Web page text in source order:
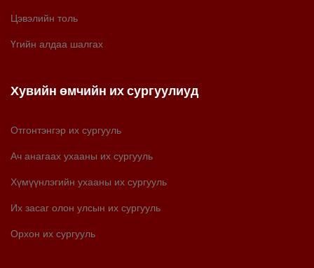
Цэвэлийн толь
Үгийн алдаа шалгах
Хувийн өмчийн их сургуулиуд
Отгонтэнгэр их сургууль
Ач анагаах ухааны их сургууль
Хүмүүнлэгийн ухааны их сургууль
Их засаг олон улсын их сургууль
Орхон их сургууль